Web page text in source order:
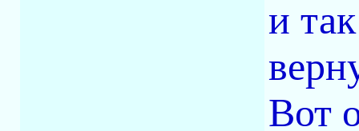
и
Вот